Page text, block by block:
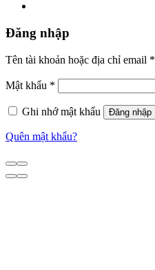
Đăng nhập
Tên tài khoản hoặc địa chỉ email *
Mật khẩu *
Ghi nhớ mật khẩu Đăng nhập
Quên mật khẩu?